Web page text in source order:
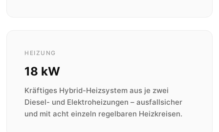
HEIZUNG
18 kW
Kräftiges Hybrid-Heizsystem aus je zwei
Diesel- und Elektroheizungen – ausfallsicher
und mit acht einzeln regelbaren Heizkreisen.